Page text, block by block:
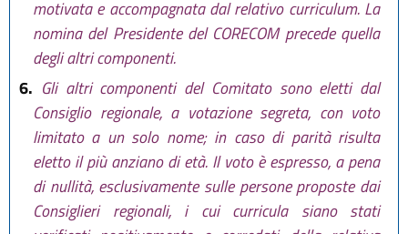
motivata e accompagnata dal relativo curriculum. La
nomina del Presidente del CORECOM precede quella
degli altri componenti.
6. Gli altri componenti del Comitato sono eletti dal
Consiglio regionale, a votazione segreta, con voto
limitato a un solo nome; in caso di parità risulta
eletto il più anziano di età. Il voto è espresso, a pena
di nullità, esclusivamente sulle persone proposte dai
Consiglieri regionali, i cui curricula siano stati